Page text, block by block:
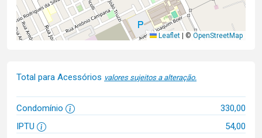
Leaflet © OpenStreetMap
Total para Acessórios valores sujeitos a alteração.
Condomínio
330,00
IPTU
54,00